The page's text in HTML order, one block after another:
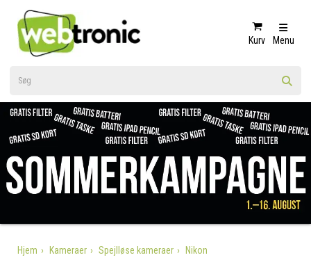
Kurv Menu
Hjem Kameraer Spejlløse kameraer Nikon